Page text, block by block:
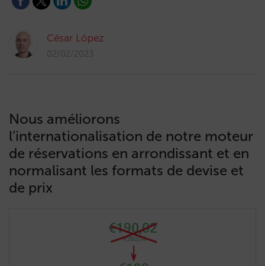
César López
02/02/2023
Nous améliorons
l’internationalisation de notre moteur
de réservations en arrondissant et en
normalisant les formats de devise et
de prix